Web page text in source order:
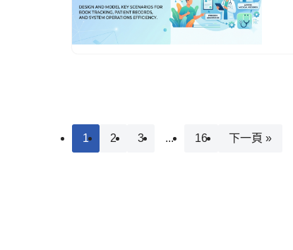
1 2 3 ... 16 下一頁 »